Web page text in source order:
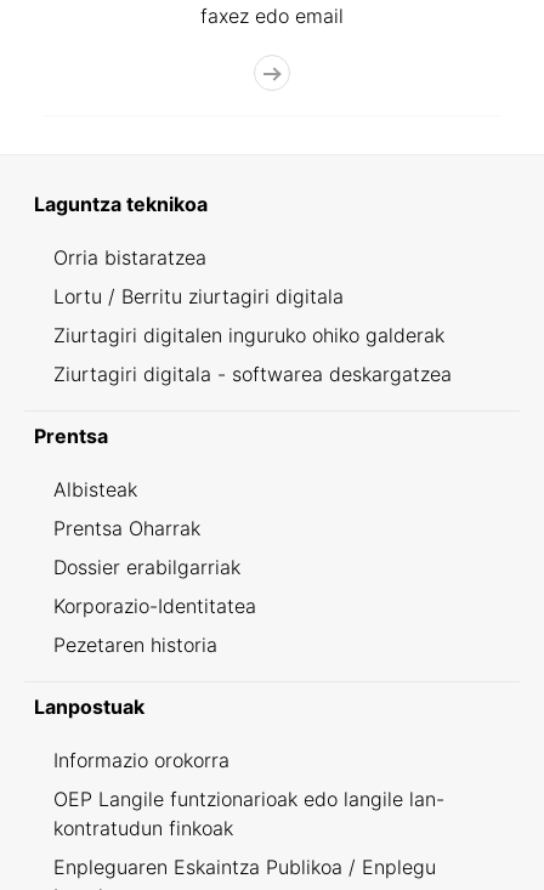
faxez edo email
Laguntza teknikoa
Orria bistaratzea
Lortu / Berritu ziurtagiri digitala
Ziurtagiri digitalen inguruko ohiko galderak
Ziurtagiri digitala - softwarea deskargatzea
Prentsa
Albisteak
Prentsa Oharrak
Dossier erabilgarriak
Korporazio-Identitatea
Pezetaren historia
Lanpostuak
Informazio orokorra
OEP Langile funtzionarioak edo langile lan-
kontratudun finkoak
Enpleguaren Eskaintza Publikoa / Enplegu